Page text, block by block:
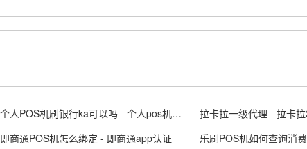
个人POS机刷银行ka可以吗 - 个人pos机刷自己的卡
拉卡拉一级代理 - 拉卡
即商通POS机怎么绑定 - 即商通app认证